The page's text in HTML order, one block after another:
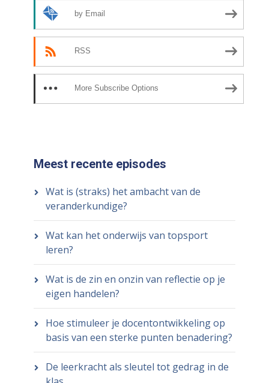
by Email
RSS
More Subscribe Options
Meest recente episodes
Wat is (straks) het ambacht van de
veranderkundige?
Wat kan het onderwijs van topsport
leren?
Wat is de zin en onzin van reflectie op je
eigen handelen?
Hoe stimuleer je docentontwikkeling op
basis van een sterke punten benadering?
De leerkracht als sleutel tot gedrag in de